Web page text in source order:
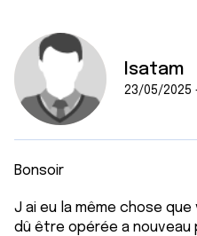
Isatam
23/05/2025 -
Bonsoir
J ai eu la même chose
dû être opérée a nouveau